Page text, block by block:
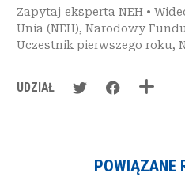
Zapytaj eksperta NEH •
Unia (NEH), Narodowy
Uczestnik pierwszego roku,
UDZIAŁ
POWIĄZANE